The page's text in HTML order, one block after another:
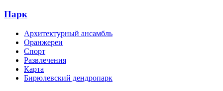
Парк
Архитектурный ансамбль
Оранжереи
Спорт
Развлечения
Карта
Бирюлевский дендропарк